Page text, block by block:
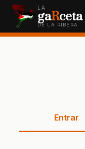
LA
gaRceta
DE LA RIBERA
Entrar